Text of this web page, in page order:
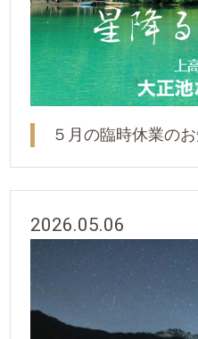
５月の臨時休業の
2026.05.06